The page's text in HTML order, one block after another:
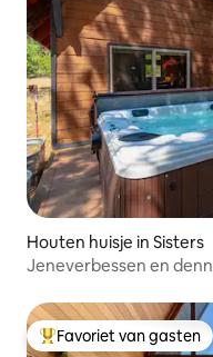
Houten huisje in Sisters
Jeneverbessen en
Topfavoriet van gasten
Favoriet van gasten